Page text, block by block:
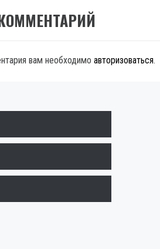
вам необходимо авторизоваться.